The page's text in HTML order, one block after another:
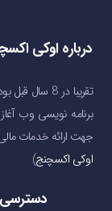
درباره اوکی
تقریبا در 8
برنامه نویسی وب
جهت ارائه خدمات
اوکی اکسچنج)